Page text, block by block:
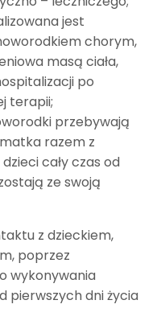
jest
chorym,
masą ciała,
po
terapii;
przebywają
razem z
cały czas od
ze swoją
z dzieckiem,
poprzez
wykonywania
pierwszych dni życia